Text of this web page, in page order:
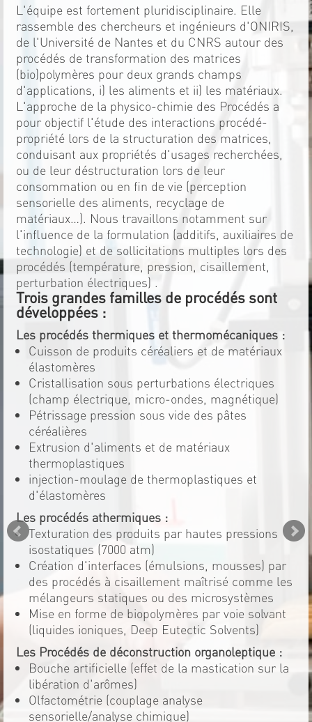
L'équipe est fortement pluridisciplinaire. Elle
rassemble des chercheurs et ingénieurs d'ONIRIS,
de l'Université de Nantes et du CNRS autour des
procédés de transformation des matrices
(bio)polymères pour deux grands champs
d'applications, i) les aliments et ii) les matériaux.
L'approche de la physico-chimie des Procédés a
pour objectif l'étude des interactions procédé-
propriété lors de la structuration des matrices,
conduisant aux propriétés d'usages recherchées,
ou de leur déstructuration lors de leur
consommation ou en fin de vie (perception
sensorielle des aliments, recyclage de
matériaux…). Nous travaillons notamment sur
l'influence de la formulation (additifs, auxiliaires de
technologie) et de sollicitations multiples lors des
procédés (température, pression, cisaillement,
perturbation électriques) .
Trois grandes familles de procédés sont
développées :
Les procédés thermiques et thermomécaniques :
Cuisson de produits céréaliers et de matériaux
élastomères
Cristallisation sous perturbations électriques
(champ électrique, micro-ondes, magnétique)
Pétrissage pression sous vide des pâtes
céréalières
Extrusion d'aliments et de matériaux
thermoplastiques
injection-moulage de thermoplastiques et
d'élastomères
Les procédés athermiques :
Texturation des produits par hautes pressions
isostatiques (7000 atm)
Création d'interfaces (émulsions, mousses) par
des procédés à cisaillement maîtrisé comme les
mélangeurs statiques ou des microsystèmes
Mise en forme de biopolymères par voie solvant
(liquides ioniques, Deep Eutectic Solvents)
Les Procédés de déconstruction organoleptique :
Bouche artificielle (effet de la mastication sur la
libération d'arômes)
Olfactométrie (couplage analyse
sensorielle/analyse chimique)